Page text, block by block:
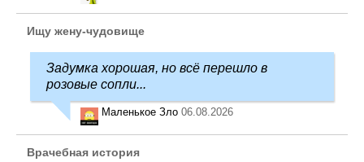
Ищу жену-чудовище
Задумка хорошая, но всё перешло в
розовые сопли...
Маленькое Зло 06.08.2026
Врачебная история